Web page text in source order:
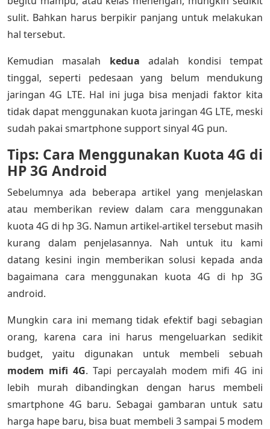
sulit. Bahkan harus berpikir panjang untuk melakukan
hal tersebut.
Kemudian masalah kedua adalah kondisi tempat
tinggal, seperti pedesaan yang belum mendukung
jaringan 4G LTE. Hal ini juga bisa menjadi faktor kita
tidak dapat menggunakan kuota jaringan 4G LTE, meski
sudah pakai smartphone support sinyal 4G pun.
Tips: Cara Menggunakan Kuota 4G di
HP 3G Android
Sebelumnya ada beberapa artikel yang menjelaskan
atau memberikan review dalam cara menggunakan
kuota 4G di hp 3G. Namun artikel-artikel tersebut masih
kurang dalam penjelasannya. Nah untuk itu kami
datang kesini ingin memberikan solusi kepada anda
bagaimana cara menggunakan kuota 4G di hp 3G
android.
Mungkin cara ini memang tidak efektif bagi sebagian
orang, karena cara ini harus mengeluarkan sedikit
budget, yaitu digunakan untuk membeli sebuah
modem mifi 4G. Tapi percayalah modem mifi 4G ini
lebih murah dibandingkan dengan harus membeli
smartphone 4G baru. Sebagai gambaran untuk satu
harga hape baru, bisa buat membeli 3 sampai 5 modem